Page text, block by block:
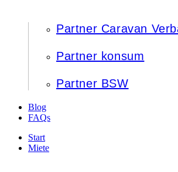
Partner Caravan
Partner konsum
Partner BSW
Blog
FAQs
Start
Miete